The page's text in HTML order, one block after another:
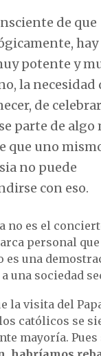
de que
potente y
la necesidad
de
parte de algo
que uno
no puede
con eso.
no es el
personal
es una
una sociedad
la visita del
católicos se
mayoría. Pues